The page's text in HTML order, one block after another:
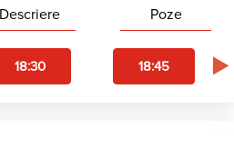
Descriere Poze
18:30 18:45